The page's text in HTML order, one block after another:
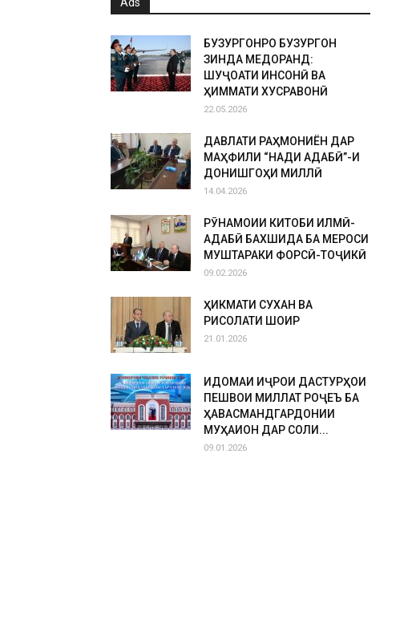
БУЗУРГОНРО БУЗУРГОН
ЗИНДА МЕДОРАНД:
ШУҶОАТИ ИНСОНӢ ВА
ҲИММАТИ ХУСРАВОНӢ
22.05.2026
ДАВЛАТИ РАҲМОНИЁН ДАР
МАҲФИЛИ “НАҚДИ АДАБӢ”-И
ДОНИШГОҲИ МИЛЛӢ
14.04.2026
РӮНАМОИИ КИТОБИ ИЛМӢ-
АДАБӢ БАХШИДА БА МЕРОСИ
МУШТАРАКИ ФОРСӢ-ТОҶИКӢ
09.02.2026
ҲИКМАТИ СУХАН ВА
РИСОЛАТИ ШОИР
21.01.2026
ИДОМАИ ИҶРОИ ДАСТУРҲОИ
ПЕШВОИ МИЛЛАТ РОҶЕЪ БА
ҲАВАСМАНДГАРДОНИИ
МУҲАҚҚИҚОН ДАР СОЛИ...
09.01.2026